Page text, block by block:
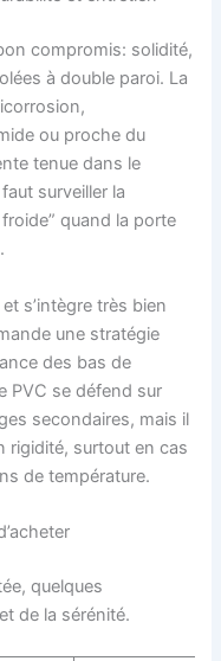
compromis: solidité,
à double paroi. La
ou proche du
tenue dans le
surveiller la
quand la porte
s’intègre très bien
une stratégie
des bas de
PVC se défend sur
secondaires, mais il
rigidité, surtout en cas
de température.
quelques
de la sérénité.